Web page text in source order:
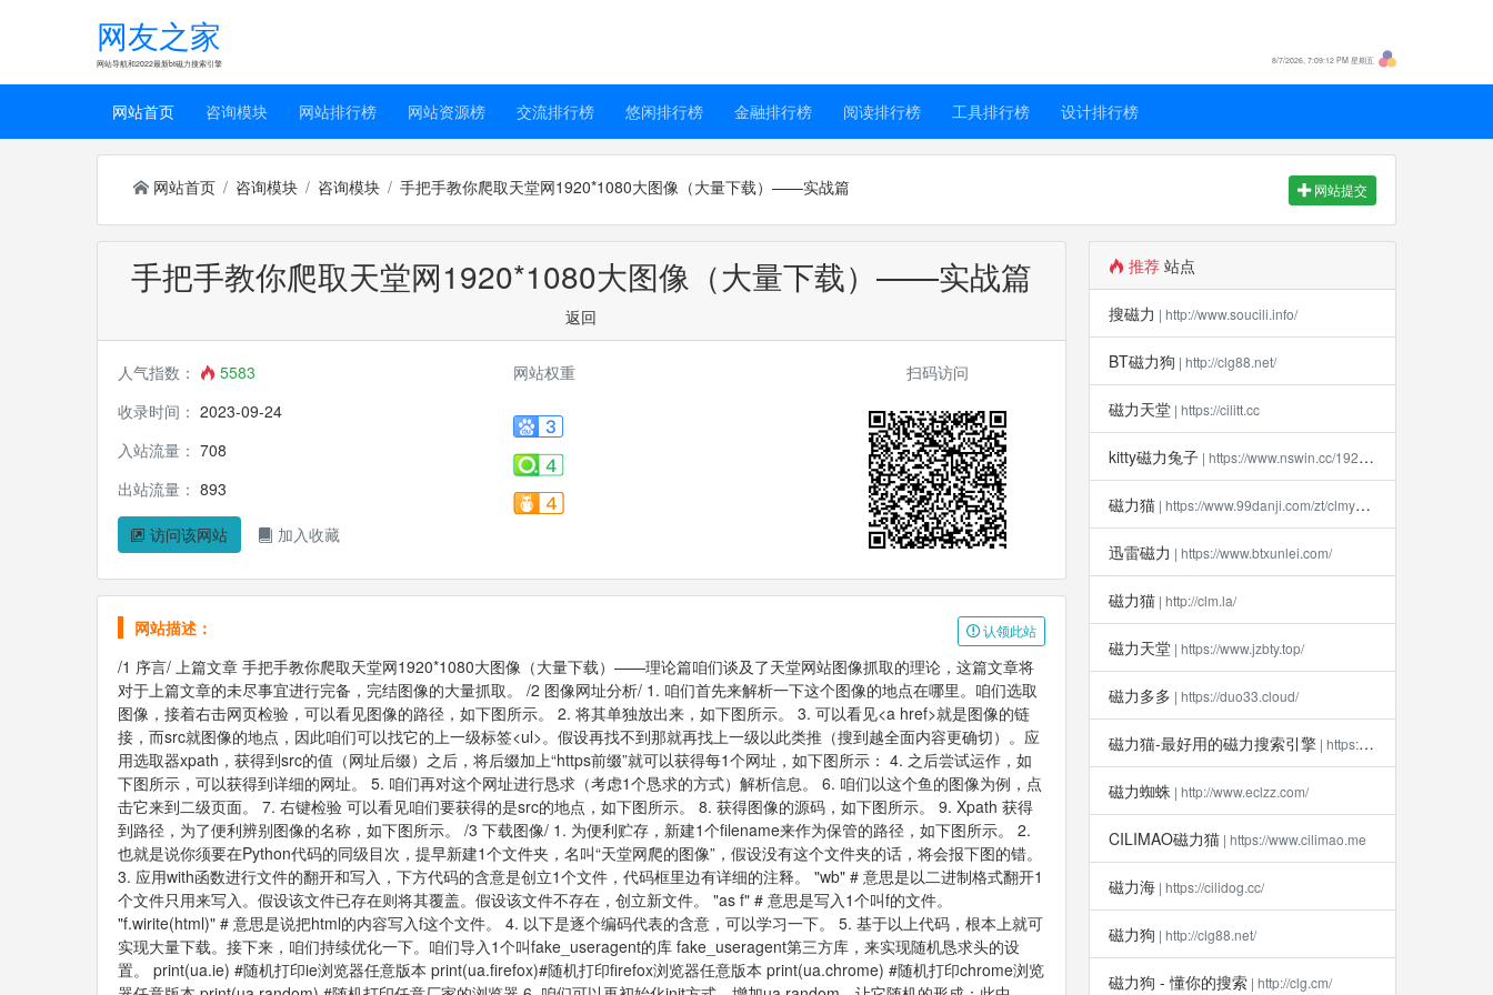
网友之家
网站导航和2022最新bt磁力搜索引擎 8/7/2026, 7:09:12 PM 星期五
网站首页 咨询模块 网站排行榜 网站资源榜 交流排行榜 悠闲排行榜 金融排行榜 阅读排行榜 工具排行榜 设计排行榜
网站首页 咨询模块 咨询模块 手把手教你爬取天堂网1920*1080大图像（大量下载）——实战篇 网站提交
手把手教你爬取天堂网1920*1080大图像（大量下载）——实战篇
返回
人气指数：
5583
收录时间： 2023-09-24
入站流量： 708
出站流量： 893
访问该网站 加入收藏
网站权重 扫码访问
认领此站
网站描述：
/1 序言/ 上篇文章 手把手教你爬取天堂网1920*1080大图像（大量下载）——理论篇咱们谈及了天堂网站图像抓取的理论，这篇文章将
对于上篇文章的未尽事宜进行完备，完结图像的大量抓取。 /2 图像网址分析/ 1. 咱们首先来解析一下这个图像的地点在哪里。咱们选取
图像，接着右击网页检验，可以看见图像的路径，如下图所示。 2. 将其单独放出来，如下图所示。 3. 可以看见<a href>就是图像的链
接，而src就图像的地点，因此咱们可以找它的上一级标签<ul>。假设再找不到那就再找上一级以此类推（搜到越全面内容更确切）。应
用选取器xpath，获得到src的值（网址后缀）之后，将后缀加上“https前缀”就可以获得每1个网址，如下图所示： 4. 之后尝试运作，如
下图所示，可以获得到详细的网址。 5. 咱们再对这个网址进行恳求（考虑1个恳求的方式）解析信息。 6. 咱们以这个鱼的图像为例，点
击它来到二级页面。 7. 右键检验 可以看见咱们要获得的是src的地点，如下图所示。 8. 获得图像的源码，如下图所示。 9. Xpath 获得
到路径，为了便利辨别图像的名称，如下图所示。 /3 下载图像/ 1. 为便利贮存，新建1个filename来作为保管的路径，如下图所示。 2.
也就是说你须要在Python代码的同级目次，提早新建1个文件夹，名叫“天堂网爬的图像”，假设没有这个文件夹的话，将会报下图的错。
3. 应用with函数进行文件的翻开和写入，下方代码的含意是创立1个文件，代码框里边有详细的注释。 "wb" # 意思是以二进制格式翻开1
个文件只用来写入。假设该文件已存在则将其覆盖。假设该文件不存在，创立新文件。 "as f" # 意思是写入1个叫f的文件。
"f.wirite(html)" # 意思是说把html的内容写入f这个文件。 4. 以下是逐个编码代表的含意，可以学习一下。 5. 基于以上代码，根本上就可
实现大量下载。接下来，咱们持续优化一下。咱们导入1个叫fake_useragent的库 fake_useragent第三方库，来实现随机恳求头的设
置。 print(ua.ie) #随机打印ie浏览器任意版本 print(ua.firefox)#随机打印firefox浏览器任意版本 print(ua.chrome) #随机打印chrome浏览
推荐 站点
搜磁力 | http://www.soucili.info/
BT磁力狗 | http://clg88.net/
磁力天堂 | https://cilitt.cc
kitty磁力兔子 | https://www.nswin.cc/19270.html
磁力猫 | https://www.99danji.com/zt/clmykxz/
迅雷磁力 | https://www.btxunlei.com/
磁力猫 | http://clm.la​/
磁力天堂 | https://www.jzbty.top/
磁力多多 | https://duo33.cloud/
磁力猫-最好用的磁力搜索引擎 | https://clm112.xyz
磁力蜘蛛 | http://www.eclzz.com/
CILIMAO磁力猫 | https://www.cilimao.me
磁力海 | https://cilidog.cc/
磁力狗 | http://clg88.net/
磁力狗 - 懂你的搜索 | http://clg.cm/